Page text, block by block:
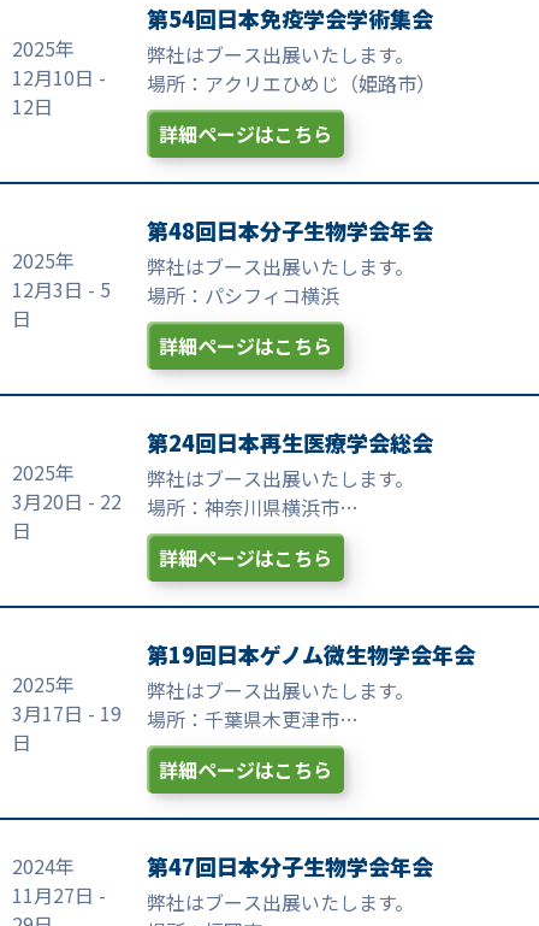
2025年
12月10日 -
12日
第54回日本免疫学会学術集会
弊社はブース出展いたします。
場所：アクリエひめじ（姫路市）
詳細ページはこちら
2025年
12月3日 - 5
日
第48回日本分子生物学会年会
弊社はブース出展いたします。
場所：パシフィコ横浜
詳細ページはこちら
2025年
3月20日 - 22
日
第24回日本再生医療学会総会
弊社はブース出展いたします。
場所：神奈川県横浜市
パシフィコ横浜 ノース
詳細ページはこちら
2025年
3月17日 - 19
日
第19回日本ゲノム微生物学会年会
弊社はブース出展いたします。
場所：千葉県木更津市
かずさアカデミアホール
詳細ページはこちら
2024年
11月27日 -
第47回日本分子生物学会年会
弊社はブース出展いたします。